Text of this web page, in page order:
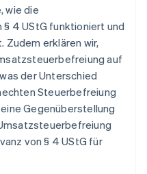
wie die
4 UStG funktioniert und
Zudem erklären wir,
auf
der Unterschied
Steuerbefreiung
Gegenüberstellung
von § 4 UStG für